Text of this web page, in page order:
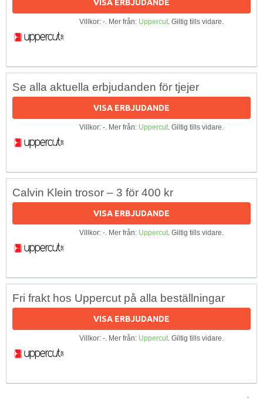
VISA ERBJUDANDE
Villkor: -. Mer från: Uppercut. Giltig tills vidare.
Se alla aktuella erbjudanden för tjejer
VISA ERBJUDANDE
Villkor: -. Mer från: Uppercut. Giltig tills vidare.
Calvin Klein trosor – 3 för 400 kr
VISA ERBJUDANDE
Villkor: -. Mer från: Uppercut. Giltig tills vidare.
Fri frakt hos Uppercut på alla beställningar
VISA ERBJUDANDE
Villkor: -. Mer från: Uppercut. Giltig tills vidare.